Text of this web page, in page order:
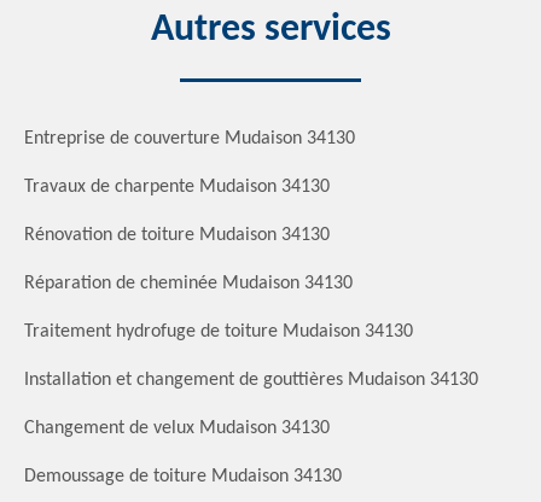
Autres services
Entreprise de couverture Mudaison 34130
Travaux de charpente Mudaison 34130
Rénovation de toiture Mudaison 34130
Réparation de cheminée Mudaison 34130
Traitement hydrofuge de toiture Mudaison 34130
Installation et changement de gouttières Mudaison 34130
Changement de velux Mudaison 34130
Demoussage de toiture Mudaison 34130